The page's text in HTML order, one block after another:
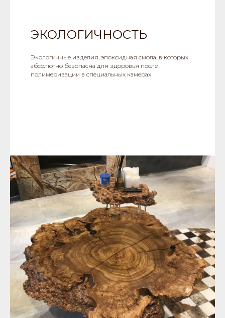
ЭКОЛОГИЧНОСТЬ
Экологичные изделия, эпоксидная смола, в которых
абсолютно безопасна для здоровья после
полимеризации в специальных камерах.